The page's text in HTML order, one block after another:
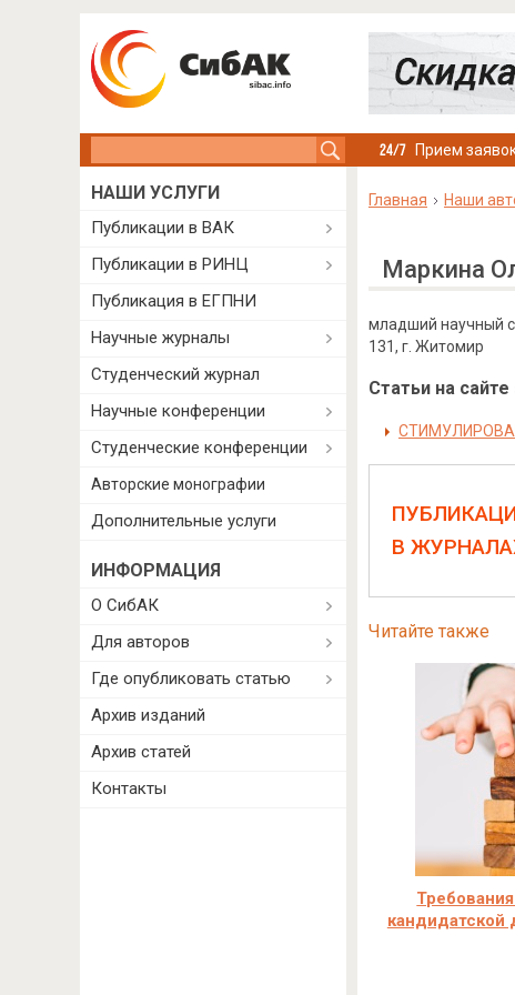
Прием
Главная Наши
Маркина
младший научный
131, г. Житомир
Статьи на
В
Читайте также
кандидатской
НАШИ УСЛУГИ
Публикации в ВАК
Публикации в РИНЦ
Публикация в ЕГПНИ
Научные журналы
Студенческий журнал
Научные конференции
Студенческие конференции
Авторские монографии
Дополнительные услуги
ИНФОРМАЦИЯ
О СибАК
Для авторов
Где опубликовать статью
Архив изданий
Архив статей
Контакты